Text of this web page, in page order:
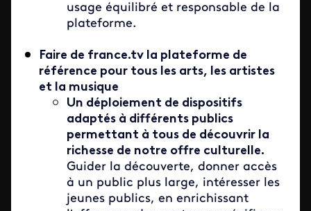
usage équilibré et responsable de la
plateforme.
Faire de france.tv la plateforme de
référence pour tous les arts, les artistes
et la musique
Un déploiement de dispositifs
adaptés à différents publics
permettant à tous de découvrir la
richesse de notre offre culturelle.
Guider la découverte, donner accès
à un public plus large, intéresser les
jeunes publics, en enrichissant